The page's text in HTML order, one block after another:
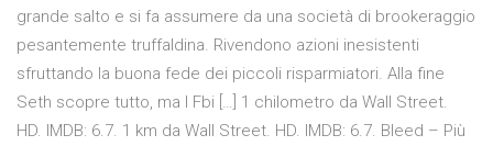
grande salto e si fa assumere da una società di brookeraggio
pesantemente truffaldina. Rivendono azioni inesistenti
sfruttando la buona fede dei piccoli risparmiatori. Alla fine
Seth scopre tutto, ma l Fbi […] 1 chilometro da Wall Street.
HD. IMDB: 6.7. 1 km da Wall Street. HD. IMDB: 6.7. Bleed – Più